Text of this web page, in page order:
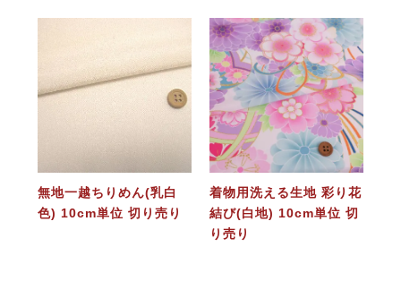
無地一越ちりめん(乳白
色) 10cm単位 切り売り
着物用洗える生地 彩り花
結び(白地) 10cm単位 切
り売り